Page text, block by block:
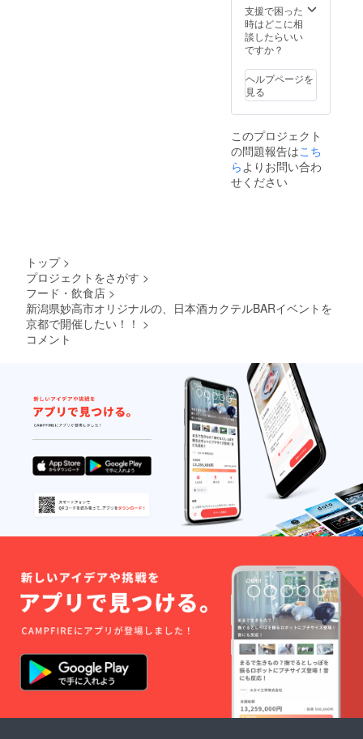
※夜は赤
倉の街
の面白
いとこ
案内い
す。
m XL 着
丈/75c
m 身
幅/63c
幅/56c
丈/62c
m ・
￥6,500
- tax in
※送料
600円分
元に届
す。 ※
クラウ
ドファ
ンディ
ング終
了後、
COLOR
、サイ
ズを
メール
にてお
伺いい
たしま
す。
いただ
けるト
レー
ナーに
がって
おりま
す。 ・
COLOR
・素材
綿１０
０％ ・
サイズ
M 着
着
m 肩
幅/52c
m 袖
丈/61c
m XL 着
丈/75c
m 身
幅/63c
m 肩
幅/56c
m 袖
丈/62c
m ・
PRICE
※送料
600円分
を含め
た料金
設定に
なって
おりま
す。
※11月下
元に届
非私た
ちと一
緒に第
二回を
ましょ
う！！
！！ イ
ベント
いう、
普通で
は味わ
えない
経験を
額、第
きま
す。 ※
場所の
確保
や、必
要なス
タッフ
の確
保、集
客など
も一緒
にやっ
ていた
だける
願い致
しま
す。 ※
リター
ンのお
届け日
はGWあ
たりは
どう
いうこ
とで、
2018年
支援で困った
時はどこに相
談したらいい
ですか？
ヘルプページを
見る
このプロジェクト
の問題報告はこち
らよりお問い合わ
せください
トップ >
プロジェクトをさがす >
フード・飲食店 >
新潟県妙高市オリジナルの、日本酒カクテルBARイベントを
京都で開催したい！！ >
コメント